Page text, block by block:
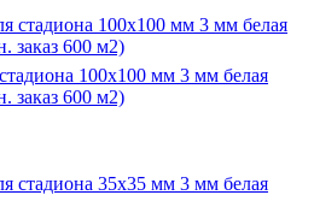
100х100 мм 3 мм белая
заказ 600 м2)